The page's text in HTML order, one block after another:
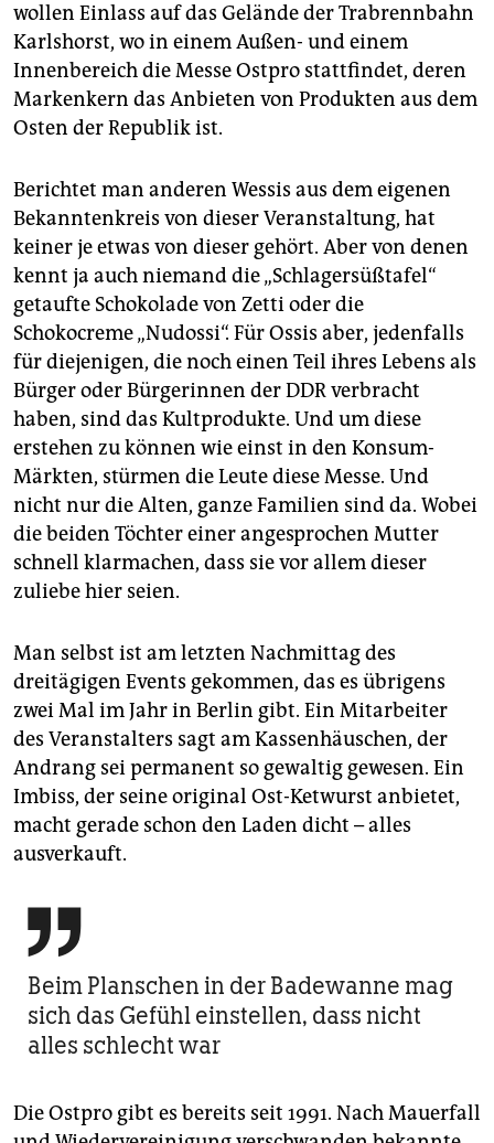
wollen Einlass auf das Gelände der Trabrennbahn
Karlshorst, wo in einem Außen- und einem
Innenbereich die Messe Ostpro stattfindet, deren
Markenkern das Anbieten von Produkten aus dem
Osten der Republik ist.
Berichtet man anderen Wessis aus dem eigenen
Bekanntenkreis von dieser Veranstaltung, hat
keiner je etwas von dieser gehört. Aber von denen
kennt ja auch niemand die „Schlagersüßtafel“
getaufte Schokolade von Zetti oder die
Schokocreme „Nudossi“. Für Ossis aber, jedenfalls
für diejenigen, die noch einen Teil ihres Lebens als
Bürger oder Bürgerinnen der DDR verbracht
haben, sind das Kultprodukte. Und um diese
erstehen zu können wie einst in den Konsum-
Märkten, stürmen die Leute diese Messe. Und
nicht nur die Alten, ganze Familien sind da. Wobei
die beiden Töchter einer angesprochen Mutter
schnell klarmachen, dass sie vor allem dieser
zuliebe hier seien.
Man selbst ist am letzten Nachmittag des
dreitägigen Events gekommen, das es übrigens
zwei Mal im Jahr in Berlin gibt. Ein Mitarbeiter
des Veranstalters sagt am Kassenhäuschen, der
Andrang sei permanent so gewaltig gewesen. Ein
Imbiss, der seine original Ost-Ketwurst anbietet,
macht gerade schon den Laden dicht – alles
ausverkauft.

Beim Planschen in der Badewanne mag
sich das Gefühl einstellen, dass nicht
alles schlecht war
Die Ostpro gibt es bereits seit 1991. Nach Mauerfall